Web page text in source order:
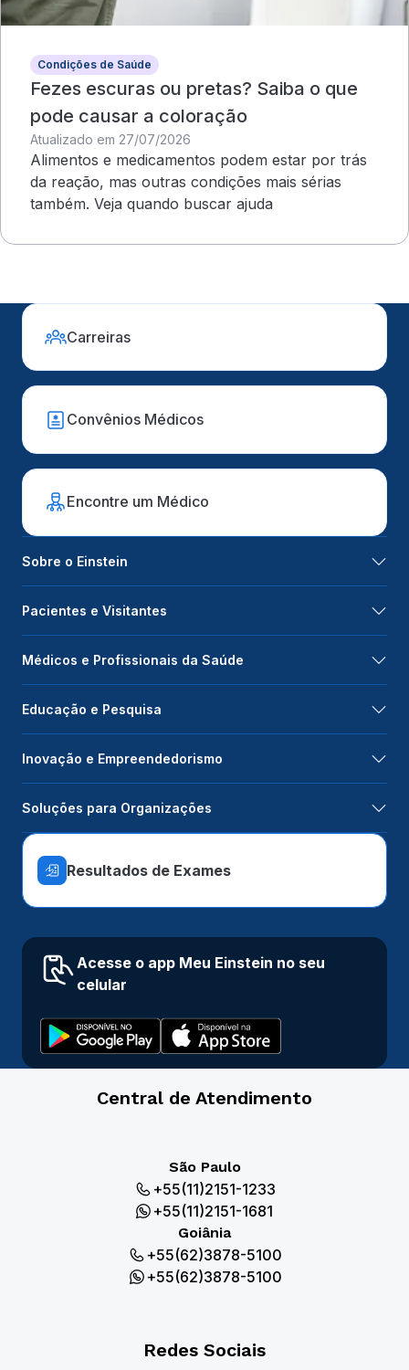
Condições de Saúde
Fezes escuras ou pretas? Saiba o que
pode causar a coloração
Atualizado em 27/07/2026
Alimentos e medicamentos podem estar por trás
da reação, mas outras condições mais sérias
também. Veja quando buscar ajuda
Carreiras
Convênios Médicos
Encontre um Médico
Sobre o Einstein
Pacientes e Visitantes
Médicos e Profissionais da Saúde
Educação e Pesquisa
Inovação e Empreendedorismo
Soluções para Organizações
Resultados de Exames
Acesse o app Meu Einstein no seu
celular
Central de Atendimento
São Paulo
+55(11)2151-1233
+55(11)2151-1681
Goiânia
+55(62)3878-5100
+55(62)3878-5100
Redes Sociais